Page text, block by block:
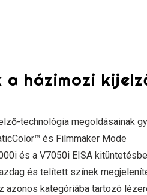
házimozi
technológia megoldásainak
és Filmmaker Mode
és a V7050i EISA
és telített színek
azonos kategóriába tartozó